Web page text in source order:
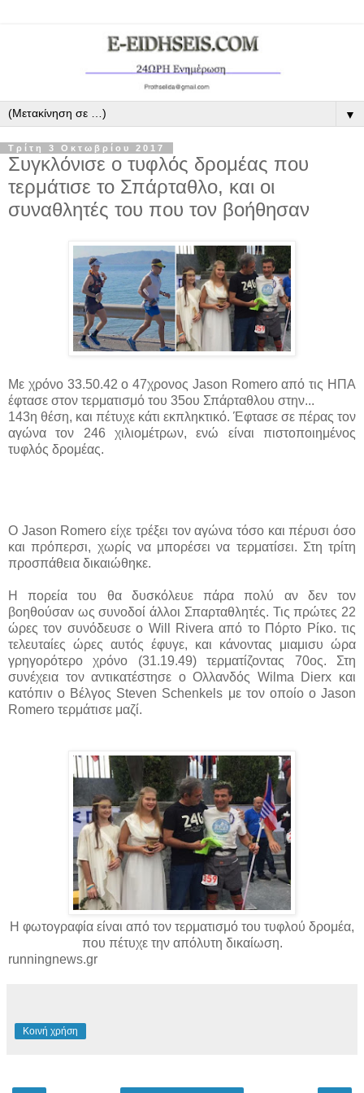
▼
Τρίτη 3 Οκτωβρίου 2017
Συγκλόνισε ο τυφλός δρομέας που
τερμάτισε το Σπάρταθλο, και οι
συναθλητές του που τον βοήθησαν
Με χρόνο 33.50.42 ο 47χρονος Jason Romero από τις ΗΠΑ
έφτασε στον τερματισμό του 35ου Σπάρταθλου στην...
143η θέση, και πέτυχε κάτι εκπληκτικό. Έφτασε σε πέρας τον
αγώνα τον 246 χιλιομέτρων, ενώ είναι πιστοποιημένος
τυφλός δρομέας.
Ο Jason Romero είχε τρέξει τον αγώνα τόσο και πέρυσι όσο
και πρόπερσι, χωρίς να μπορέσει να τερματίσει. Στη τρίτη
προσπάθεια δικαιώθηκε.
Η πορεία του θα δυσκόλευε πάρα πολύ αν δεν τον
βοηθούσαν ως συνοδοί άλλοι Σπαρταθλητές. Τις πρώτες 22
ώρες τον συνόδευσε ο Will Rivera από το Πόρτο Ρίκο. τις
τελευταίες ώρες αυτός έφυγε, και κάνοντας μιαμισυ ώρα
γρηγορότερο χρόνο (31.19.49) τερματίζοντας 70ος. Στη
συνέχεια τον αντικατέστησε ο Ολλανδός Wilma Dierx και
κατόπιν ο Βέλγος Steven Schenkels με τον οποίο ο Jason
Romero τερμάτισε μαζί.
Η φωτογραφία είναι από τον τερματισμό του τυφλού δρομέα,
που πέτυχε την απόλυτη δικαίωση.
runningnews.gr
Κοινή χρήση